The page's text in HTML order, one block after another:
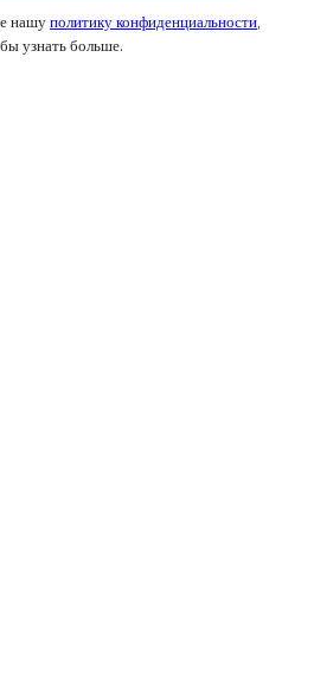
нашу политику конфиденциальности
узнать больше.